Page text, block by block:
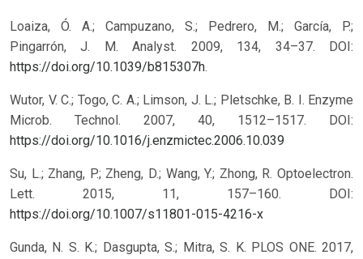
Loaiza, Ó. A.; Campuzano, S.; Pedrero, M.; García, P.;
Pingarrón, J. M. Analyst. 2009, 134, 34–37. DOI:
https://doi.org/10.1039/b815307h.
Wutor, V. C.; Togo, C. A.; Limson, J. L.; Pletschke, B. I. Enzyme
Microb. Technol. 2007, 40, 1512–1517.
DOI:
https://doi.org/10.1016/j.enzmictec.2006.10.039
Su, L.; Zhang, P.; Zheng, D.; Wang, Y.; Zhong, R. Optoelectron.
Lett. 2015, 11, 157–160.
DOI:
https://doi.org/10.1007/s11801-015-4216-x
Gunda, N. S. K.; Dasgupta, S.; Mitra, S. K. PLOS ONE. 2017,